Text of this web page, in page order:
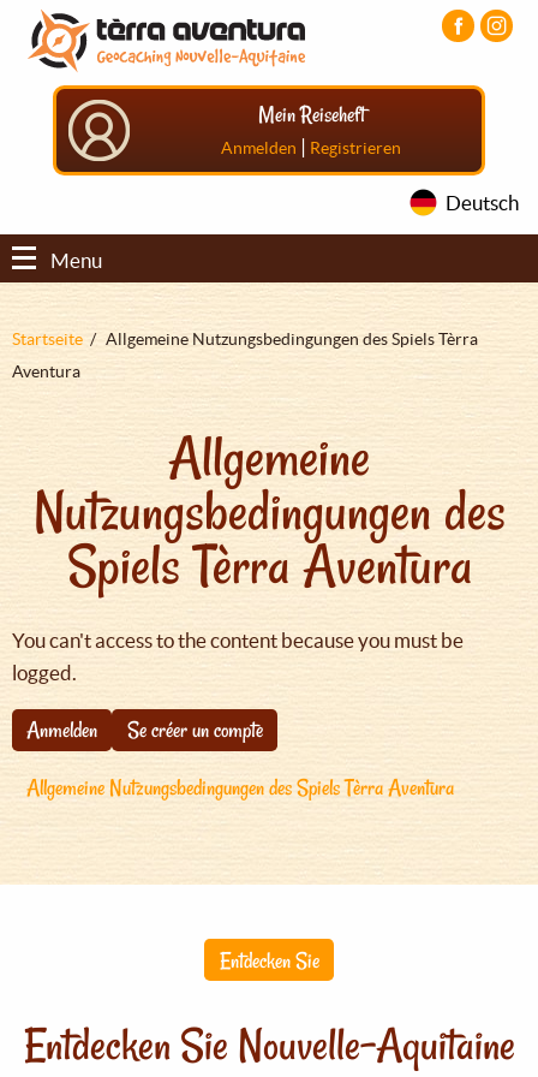
Direkt
zum
Inhalt
Aller
menu
principal
Aller
pied
Mein Reiseheft
Anmelden | Registrieren
Deutsch
Menu
Pfadnavigation
Startseite
Allgemeine Nutzungsbedingungen des Spiels Tèrra
Aventura
Allgemeine
Nutzungsbedingungen des
Spiels Tèrra Aventura
You can't access to the content because you must be
logged.
Anmelden
Se créer un compte
Allgemeine Nutzungsbedingungen des Spiels Tèrra Aventura
Entdecken Sie
Entdecken Sie Nouvelle-Aquitaine